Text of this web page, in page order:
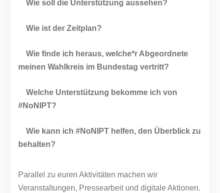
Wie soll die Unterstützung aussehen?
Wie ist der Zeitplan?
Wie finde ich heraus, welche*r Abgeordnete
meinen Wahlkreis im Bundestag vertritt?
Welche Unterstützung bekomme ich von
#NoNIPT?
Wie kann ich #NoNIPT helfen, den Überblick zu
behalten?
Parallel zu euren Aktivitäten machen wir
Veranstaltungen, Pressearbeit und digitale Aktionen.